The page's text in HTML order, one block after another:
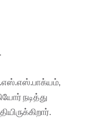
நடித்து